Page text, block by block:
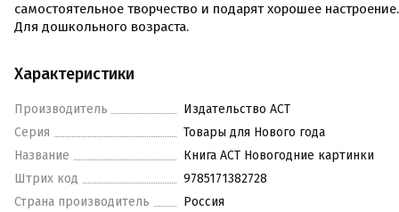
самостоятельное творчество и подарят хорошее настроение.
Для дошкольного возраста.
Характеристики
Производитель
Издательство АСТ
Серия
Товары для Нового года
Название
Книга АСТ Новогодние картинки
Штрих код
9785171382728
Страна производитель
Россия